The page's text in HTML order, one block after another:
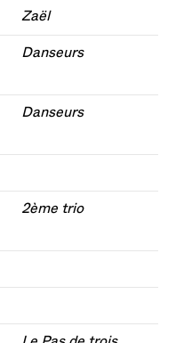
Zaël
Danseurs
Danseurs
2ème trio